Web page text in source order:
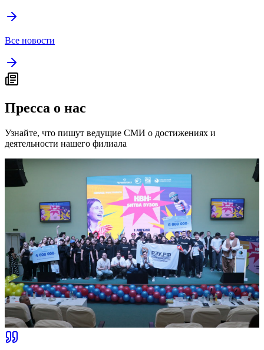
Все новости
Пресса о нас
Узнайте, что пишут ведущие СМИ о достижениях и
деятельности нашего филиала